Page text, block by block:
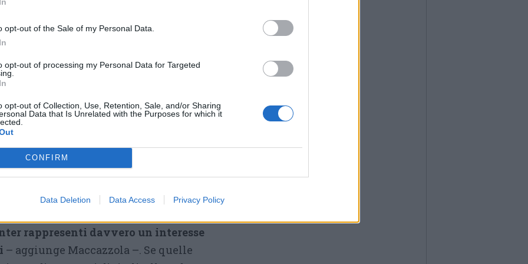
opt-out of the Sale of my Personal Data.
opt-out of processing my Personal Data for Targeted
opt-out of Collection, Use, Retention, Sale, and/or Sharing
Data that Is Unrelated with the Purposes for which it
CONFIRM
Data Deletion Data Access Privacy Policy
scaricati indirettamente sui
agricole attraverso il sistema energetico –
Se servono nuove infrastrutture elettriche
queste strutture, non possono
opere di interesse pubblico da
aprire una riflessione più ampia
diinterventi energetici destinati
attività private altamente
rappresenti davvero un interesse
– aggiunge Maccazzola –. Se quelle